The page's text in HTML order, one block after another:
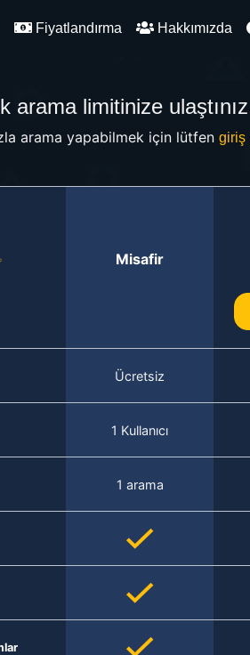
Fiyatlandırma Hakkımızda
arama limitinize
arama yapabilmek için lütfen giriş
Misafir
Ücretsiz
1 Kullanıcı
1 arama